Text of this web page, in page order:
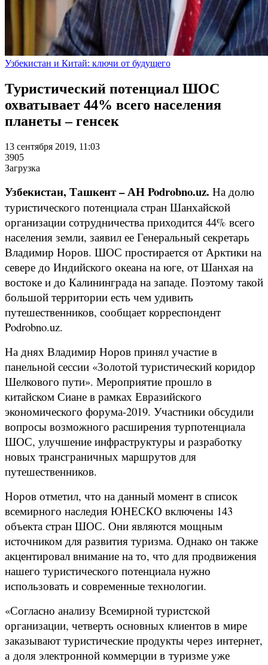
Узбекистан и Китай: ключи от будущего
Туристический потенциал ШОС
охватывает 44% всего населения
планеты – генсек
13 сентября 2019, 11:03
3905
Загрузка
Узбекистан, Ташкент – АН Podrobno.uz. На долю
туристического потенциала стран Шанхайской
организации сотрудничества приходится 44% всего
населения земли, заявил ее Генеральный секретарь
Владимир Норов. ШОС простирается от Арктики на
севере до Индийского океана на юге, от Шанхая на
востоке и до Калининграда на западе. Поэтому такой
большой территории есть чем удивить
путешественников, сообщает корреспондент
Podrobno.uz.
На днях Владимир Норов принял участие в
панельной сессии «Золотой туристический коридор
Шелкового пути». Мероприятие прошло в
китайском Сиане в рамках Евразийского
экономического форума-2019. Участники обсудили
вопросы возможного расширения турпотенциала
ШОС, улучшение инфраструктуры и разработку
новых трансграничных маршрутов для
путешественников.
Норов отметил, что на данный момент в список
всемирного наследия ЮНЕСКО включены 143
объекта стран ШОС. Они являются мощным
источником для развития туризма. Однако он также
акцентировал внимание на то, что для продвижения
нашего туристического потенциала нужно
использовать и современные технологии.
«Согласно анализу Всемирной туристской
организации, четверть основных клиентов в мире
заказывают туристические продукты через интернет,
а доля электронной коммерции в туризме уже